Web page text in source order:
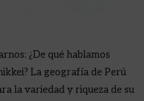
¿De qué hablamos
La geografía de Perú
la variedad y riqueza de su